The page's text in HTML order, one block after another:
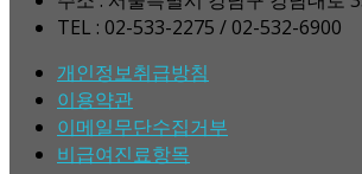
TEL : 02-533-2275 / 02-532-6900
개인정보취급방침
이용약관
이메일무단수집거부
비급여진료항목